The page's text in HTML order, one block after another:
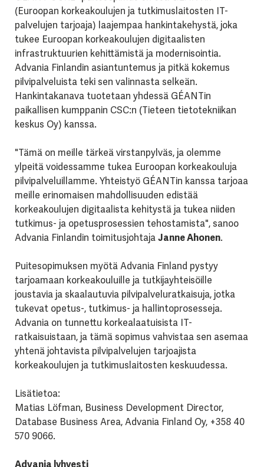
(Euroopan korkeakoulujen ja tutkimuslaitosten IT-
palvelujen tarjoaja) laajempaa hankintakehystä, joka
tukee Euroopan korkeakoulujen digitaalisten
infrastruktuurien kehittämistä ja modernisointia.
Advania Finlandin asiantuntemus ja pitkä kokemus
pilvipalveluista teki sen valinnasta selkeän.
Hankintakanava tuotetaan yhdessä GÉANTin
paikallisen kumppanin CSC:n (Tieteen tietotekniikan
keskus Oy) kanssa.
"Tämä on meille tärkeä virstanpylväs, ja olemme
ylpeitä voidessamme tukea Euroopan korkeakouluja
pilvipalveluillamme. Yhteistyö GÉANTin kanssa tarjoaa
meille erinomaisen mahdollisuuden edistää
korkeakoulujen digitaalista kehitystä ja tukea niiden
tutkimus- ja opetusprosessien tehostamista", sanoo
Advania Finlandin toimitusjohtajaJanne Ahonen.
Puitesopimuksen myötä Advania Finland pystyy
tarjoamaan korkeakouluille ja tutkijayhteisöille
joustavia ja skaalautuvia pilvipalveluratkaisuja, jotka
tukevat opetus-, tutkimus- ja hallintoprosesseja.
Advania on tunnettu korkealaatuisista IT-
ratkaisuistaan, ja tämä sopimus vahvistaa sen asemaa
yhtenä johtavista pilvipalvelujen tarjoajista
korkeakoulujen ja tutkimuslaitosten keskuudessa.
Lisätietoa:
Matias Löfman, Business Development Director,
Database Business Area, Advania Finland Oy, +358 40
570 9066.
Advania lyhyesti